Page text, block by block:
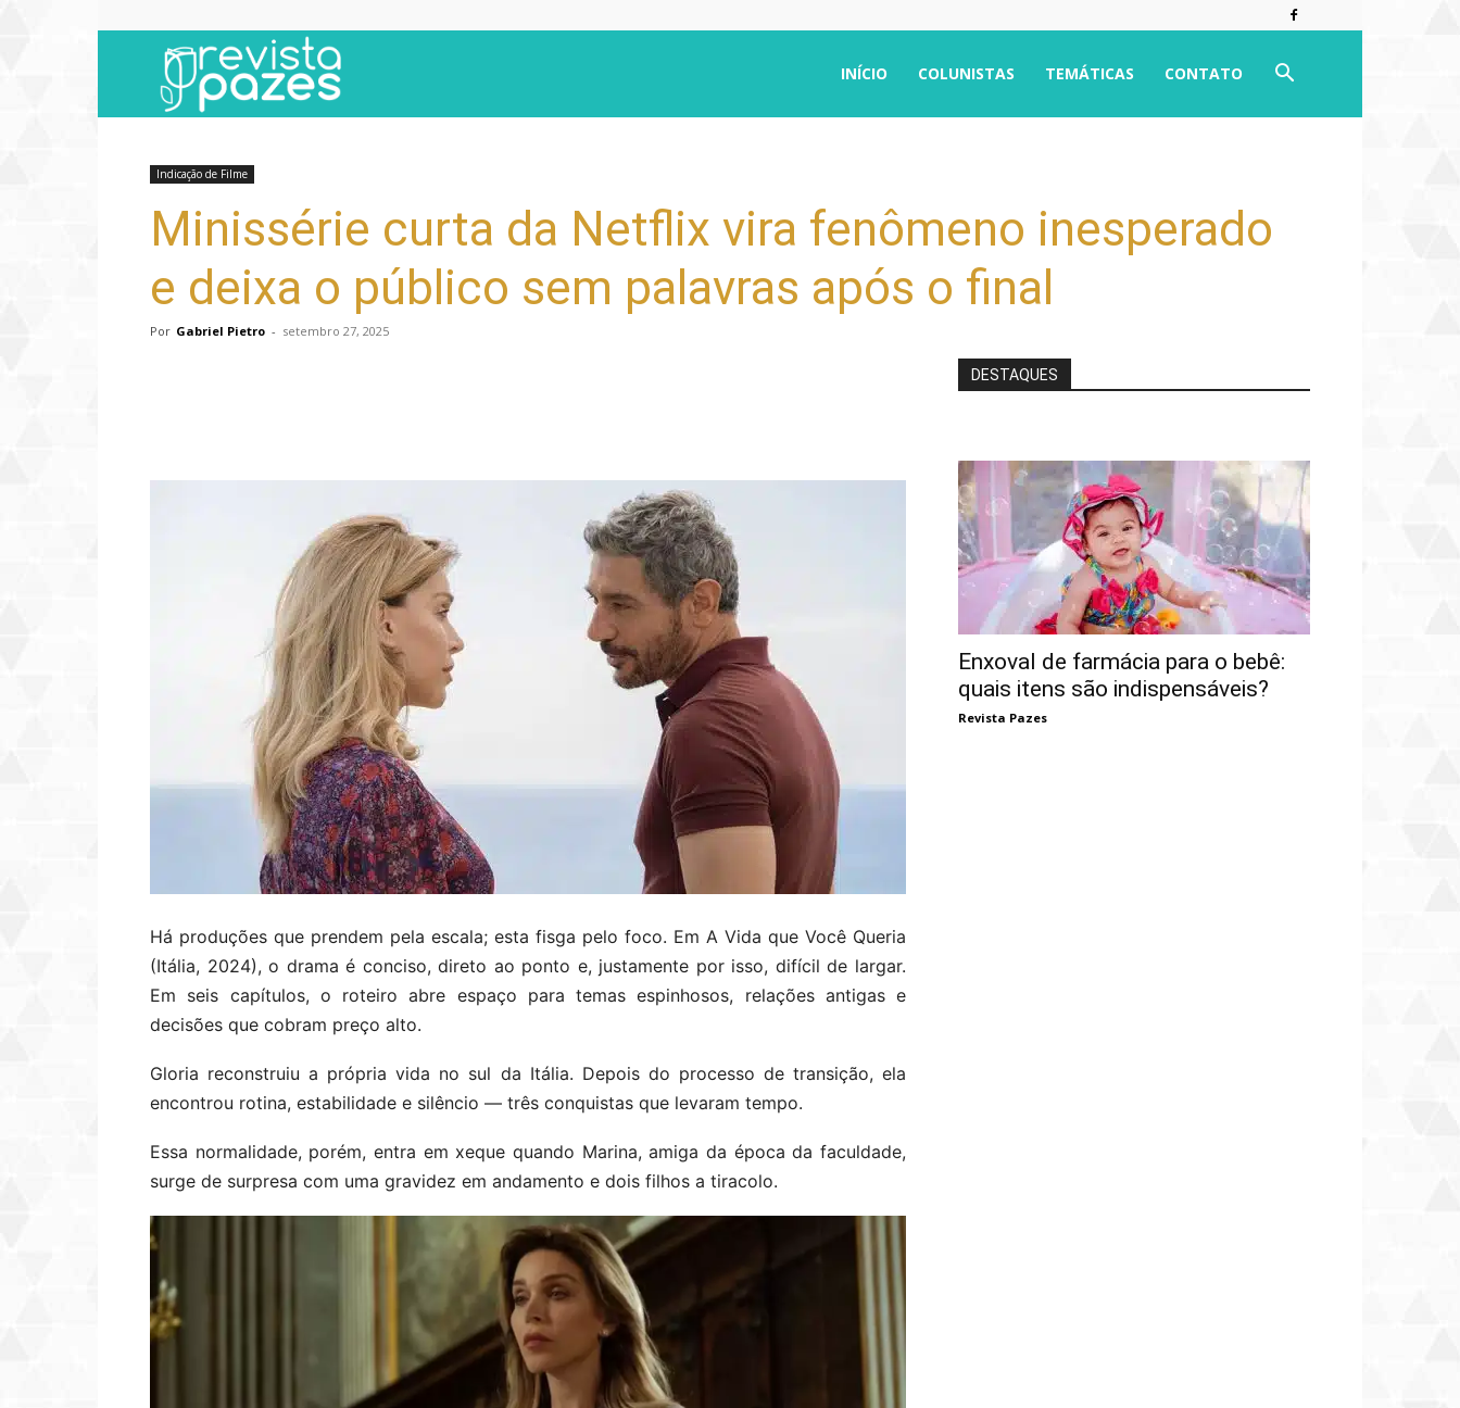
INÍCIO COLUNISTAS TEMÁTICAS CONTATO
Indicação de Filme
Minissérie curta da Netflix vira fenômeno inesperado
e deixa o público sem palavras após o final
Por Gabriel Pietro - setembro 27, 2025
Há produções que prendem pela escala; esta fisga pelo foco. Em A Vida que Você Queria
(Itália, 2024), o drama é conciso, direto ao ponto e, justamente por isso, difícil de largar.
Em seis capítulos, o roteiro abre espaço para temas espinhosos, relações antigas e
decisões que cobram preço alto.
Gloria reconstruiu a própria vida no sul da Itália. Depois do processo de transição, ela
encontrou rotina, estabilidade e silêncio — três conquistas que levaram tempo.
Essa normalidade, porém, entra em xeque quando Marina, amiga da época da faculdade,
surge de surpresa com uma gravidez em andamento e dois filhos a tiracolo.
DESTAQUES
Enxoval de farmácia para o bebê:
quais itens são indispensáveis?
Revista Pazes